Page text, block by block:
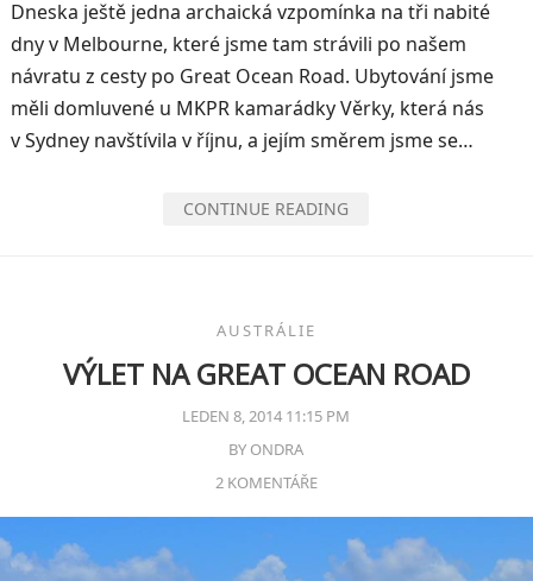
Dneska ještě jedna archaická vzpomínka na tři nabité
dny v Melbourne, které jsme tam strávili po našem
návratu z cesty po Great Ocean Road. Ubytování jsme
měli domluvené u MKPR kamarádky Věrky, která nás
v Sydney navštívila v říjnu, a jejím směrem jsme se…
CONTINUE READING
AUSTRÁLIE
VÝLET NA GREAT OCEAN ROAD
LEDEN 8, 2014 11:15 PM
BY ONDRA
2 KOMENTÁŘE